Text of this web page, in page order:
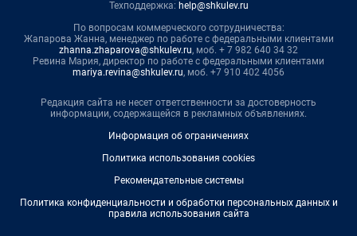
Техподдержка: help@shkulev.ru
По вопросам коммерческого сотрудничества:
Жапарова Жанна, менеджер по работе с федеральными клиентами
zhanna.zhaparova@shkulev.ru, моб. + 7 982 640 34 32
Ревина Мария, директор по работе с федеральными клиентами
mariya.revina@shkulev.ru, моб. +7 910 402 4056
Редакция сайта не несет ответственности за достоверность
информации, содержащейся в рекламных объявлениях.
Информация об ограничениях
Политика использования cookies
Рекомендательные системы
Политика конфиденциальности и обработки персональных данных и
правила использования сайта